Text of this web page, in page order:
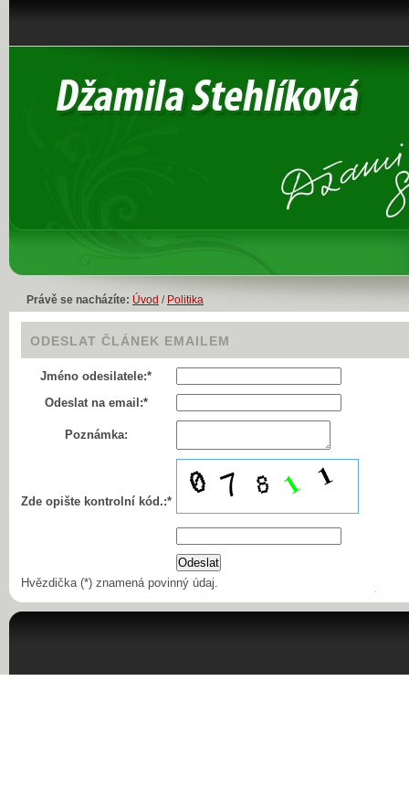
Právě se nacházíte: Úvod / Politika
ODESLAT ČLÁNEK EMAILEM
Jméno odesilatele:*
Odeslat na email:*
Poznámka:
Zde opište kontrolní kód.:*
Hvězdička (*) znamená povinný údaj.